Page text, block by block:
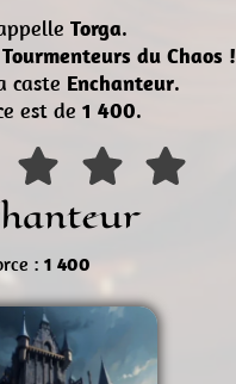
Torga.
Tourmenteurs du Chaos !
caste Enchanteur.
est de 1 400.
: 1 400